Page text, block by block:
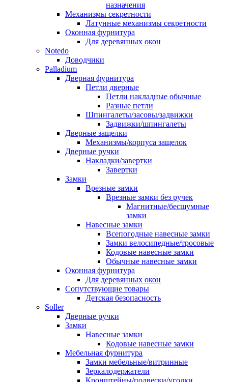
назначения
Механизмы секретности
Латунные механизмы секретности
Оконная фурнитура
Для деревянных окон
Notedo
Доводчики
Palladium
Дверная фурнитура
Петли дверные
Петли накладные обычные
Разные петли
Шпингалеты/засовы/задвижки
Задвижки/шпингалеты
Дверные защелки
Механизмы/корпуса защелок
Дверные ручки
Накладки/завертки
Завертки
Замки
Врезные замки
Врезные замки без ручек
Магнитные/бесшумные
замки
Навесные замки
Всепогодные навесные замки
Замки велосипедные/тросовые
Кодовые навесные замки
Обычные навесные замки
Оконная фурнитура
Для деревянных окон
Сопутствующие товары
Детская безопасность
Soller
Дверные ручки
Замки
Навесные замки
Кодовые навесные замки
Мебельная фурнитура
Замки мебельные/витринные
Зеркалодержатели